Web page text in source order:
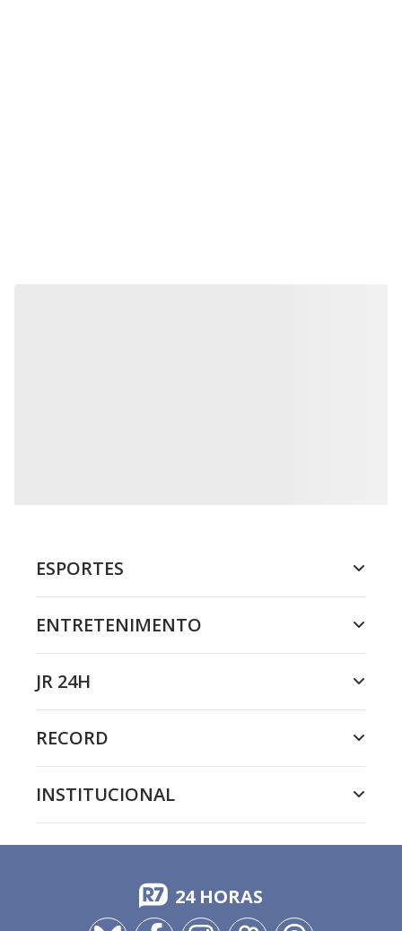
ESPORTES
ENTRETENIMENTO
JR 24H
RECORD
INSTITUCIONAL
24 HORAS